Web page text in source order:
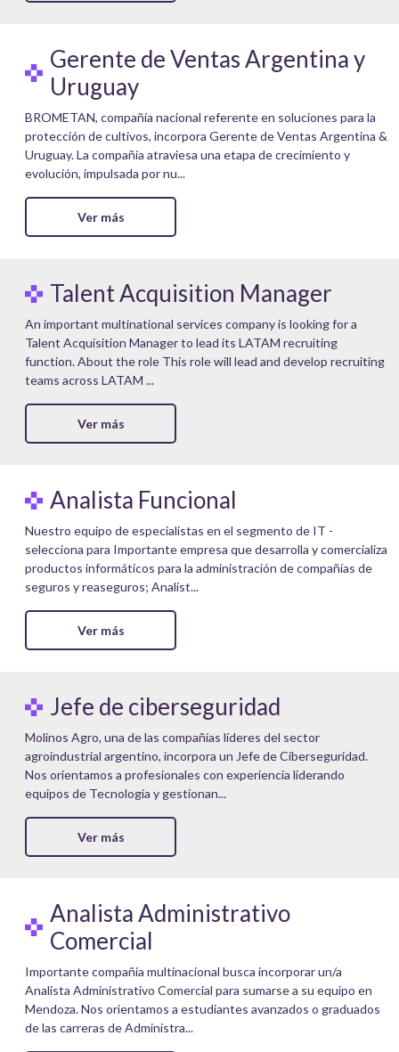
Gerente de Ventas Argentina y
Uruguay
BROMETAN, compañía nacional referente en soluciones para la
protección de cultivos, incorpora Gerente de Ventas Argentina &
Uruguay. La compañía atraviesa una etapa de crecimiento y
evolución, impulsada por nu...
Ver más
Talent Acquisition Manager
An important multinational services company is looking for a
Talent Acquisition Manager to lead its LATAM recruiting
function. About the role This role will lead and develop recruiting
teams across LATAM ...
Ver más
Analista Funcional
Nuestro equipo de especialistas en el segmento de IT -
selecciona para Importante empresa que desarrolla y comercializa
productos informáticos para la administración de compañías de
seguros y reaseguros; Analist...
Ver más
Jefe de ciberseguridad
Molinos Agro, una de las compañías líderes del sector
agroindustrial argentino, incorpora un Jefe de Ciberseguridad.
Nos orientamos a profesionales con experiencia liderando
equipos de Tecnología y gestionan...
Ver más
Analista Administrativo
Comercial
Importante compañía multinacional busca incorporar un/a
Analista Administrativo Comercial para sumarse a su equipo en
Mendoza. Nos orientamos a estudiantes avanzados o graduados
de las carreras de Administra...